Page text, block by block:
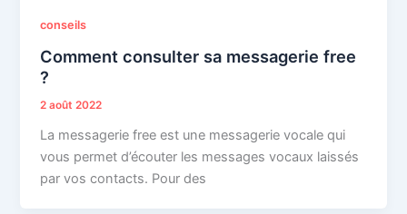
conseils
Comment consulter sa messagerie free
?
2 août 2022
La messagerie free est une messagerie vocale qui
vous permet d’écouter les messages vocaux laissés
par vos contacts. Pour des